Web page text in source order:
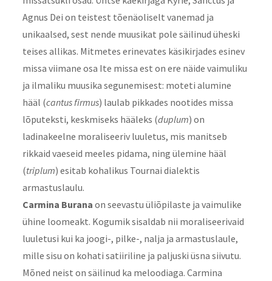
Agnus Dei on teistest tõenäoliselt vanemad ja
unikaalsed, sest nende muusikat pole säilinud üheski
teises allikas. Mitmetes erinevates käsikirjades esinev
missa viimane osa Ite missa est on ere näide vaimuliku
ja ilmaliku muusika segunemisest: moteti alumine
hääl (cantus firmus) laulab pikkades nootides missa
lõputeksti, keskmiseks hääleks (duplum) on
ladinakeelne moraliseeriv luuletus, mis manitseb
rikkaid vaeseid meeles pidama, ning ülemine hääl
(triplum) esitab kohalikus Tournai dialektis
armastuslaulu.
Carmina Burana on seevastu üliõpilaste ja vaimulike
ühine loomeakt. Kogumik sisaldab nii moraliseerivaid
luuletusi kui ka joogi-, pilke-, nalja ja armastuslaule,
mille sisu on kohati satiiriline ja paljuski üsna siivutu.
Mõned neist on säilinud ka meloodiaga. Carmina